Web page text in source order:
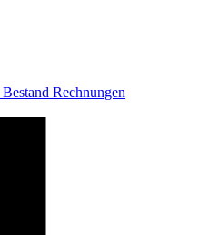
Bestand Rechnungen